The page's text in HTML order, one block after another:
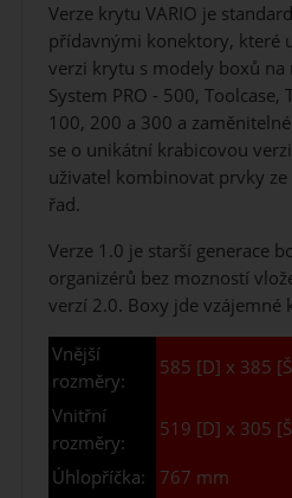
Verze krytu VARIO je
přídavnými konektory, které
verzi krytu s modely boxů na
System PRO - 500,
100, 200 a 300 a
se o unikátní krabicovou
uživatel kombinovat prvky
řad.
Verze 1.0 je starší generace
organizérů bez mozností
verzí 2.0. Boxy jde vzájemné
Vnější
rozměry:
585 [D] x 385
Vnitřní
rozměry:
519 [D] x 305
Úhlopříčka:
767 mm